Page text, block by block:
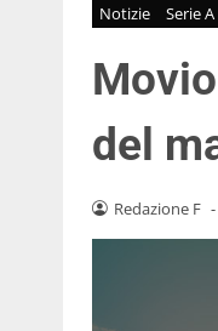
Notizie Serie A
del
Redazione F -